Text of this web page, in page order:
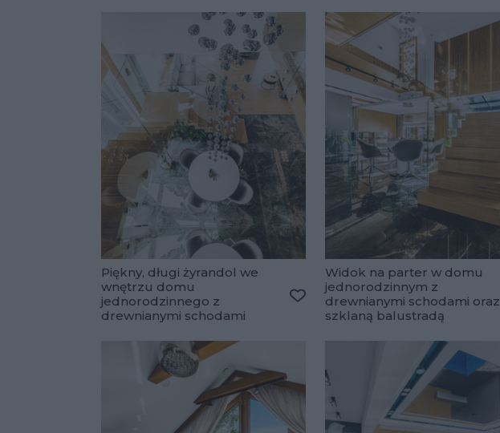
Piękny, długi żyrandol we
wnętrzu domu
jednorodzinnego z
drewnianymi schodami
Dodaj do ulubionych
Widok na parter w domu
jednorodzinnym z
drewnianymi schodami oraz
szklaną balustradą